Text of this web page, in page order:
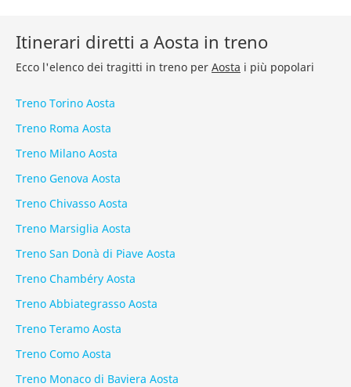
Itinerari diretti a Aosta in treno
Ecco l'elenco dei tragitti in treno per Aosta i più popolari
Treno Torino Aosta
Treno Roma Aosta
Treno Milano Aosta
Treno Genova Aosta
Treno Chivasso Aosta
Treno Marsiglia Aosta
Treno San Donà di Piave Aosta
Treno Chambéry Aosta
Treno Abbiategrasso Aosta
Treno Teramo Aosta
Treno Como Aosta
Treno Monaco di Baviera Aosta